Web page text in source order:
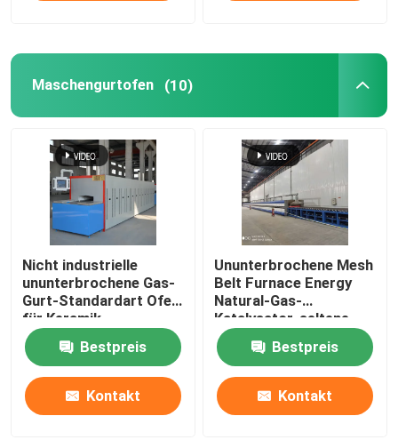
Schubofen
Maschengurtofen
Kastenähnlicher Ofen
Rohrofen
Shuttlebrennofen
Tunnelbrennofen
Atmosphärenkastenofen
Maschengurtofen (10)
Nicht industrielle
ununterbrochene Gas-
Gurt-Standardart Ofen
für Keramik
Bestpreis
Kontakt
Ununterbrochene Mesh
Belt Furnace Energy
Natural-Gas-
Katalysator-seltene
Erdkalzinierung
Bestpreis
Kontakt